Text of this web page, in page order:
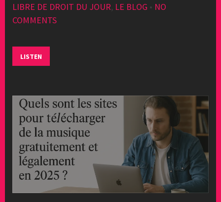
LIBRE DE DROIT DU JOUR, LE BLOG • NO
COMMENTS
LISTEN